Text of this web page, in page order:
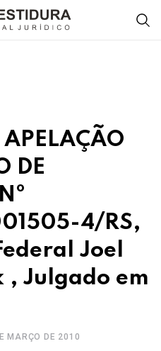
DE
4/RS,
Joel
, Julgado em
MARÇO DE 2010